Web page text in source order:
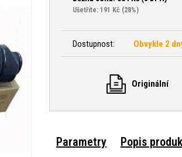
Ušetříte: 191 Kč (28%)
Dostupnost: Obvykle 2
Originální
Parametry Popis